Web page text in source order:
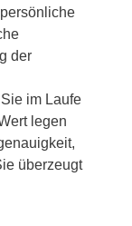
der
im Laufe
legen
überzeugt